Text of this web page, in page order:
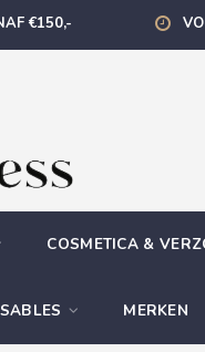
€150,-
COSMETICA &
MERKEN